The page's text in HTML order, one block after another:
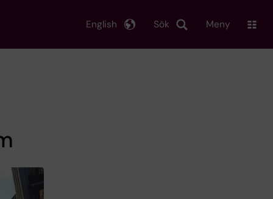
Sök
English Meny